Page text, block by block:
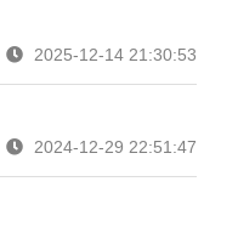
2025-12-14 21:30:53
2024-12-29 22:51:47